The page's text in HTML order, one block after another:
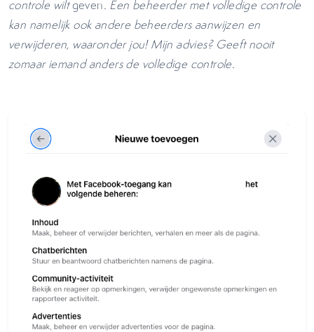
controle wiltgeven. Een beheerder met volledige controle
kan namelijk ook andere beheerders aanwijzen en
verwijderen, waaronder jou! Mijn advies? Geeft nooit
zomaar iemand anders de volledige controle.